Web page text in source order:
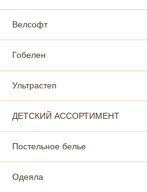
Велсофт
Гобелен
Ультрастеп
ДЕТСКИЙ АССОРТИМЕНТ
Постельное белье
Одеяла